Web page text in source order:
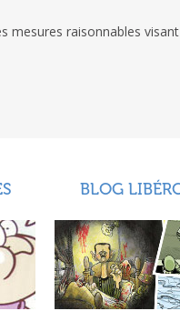
mesures raisonnables
BLOG